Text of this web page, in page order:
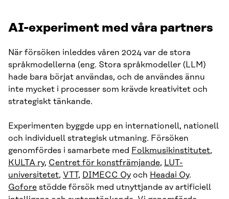
AI-experiment med våra partners
När försöken inleddes våren 2024 var de stora
språkmodellerna (eng. Stora språkmodeller (LLM)
hade bara börjat användas, och de användes ännu
inte mycket i processer som krävde kreativitet och
strategiskt tänkande.
Experimenten byggde upp en internationell, nationell
och individuell strategisk utmaning. Försöken
genomfördes i samarbete med Folkmusikinstitutet,
KULTA ry, Centret för konstfrämjande, LUT-
universitetet, VTT, DIMECC Oy och Headai Oy.
Gofore stödde försök med utnyttjande av artificiell